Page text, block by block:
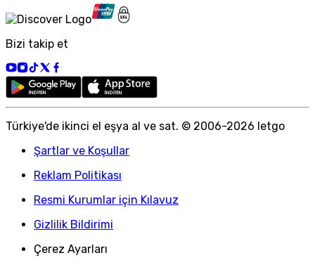
Bizi takip et
Türkiye'de ikinci el eşya al ve sat. © 2006-2026 letgo
Şartlar ve Koşullar
Reklam Politikası
Resmi Kurumlar için Kılavuz
Gizlilik Bildirimi
Çerez Ayarları